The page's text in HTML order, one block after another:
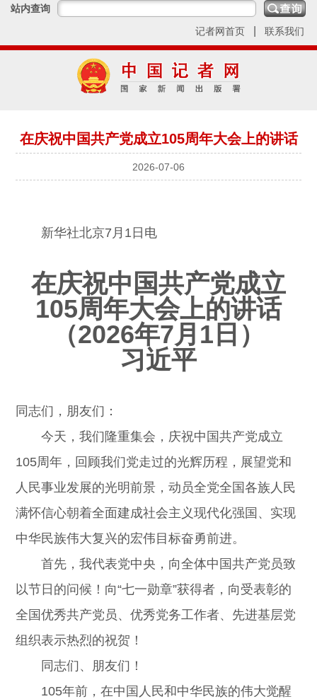
站内查询
记者网首页
联系我们
在庆祝中国共产党成立105周年大会上的讲话
2026-07-06
新华社北京7月1日电
在庆祝中国共产党成立
105周年大会上的讲话
（2026年7月1日）
习近平
同志们，朋友们：
今天，我们隆重集会，庆祝中国共产党成立
105周年，回顾我们党走过的光辉历程，展望党和
人民事业发展的光明前景，动员全党全国各族人民
满怀信心朝着全面建成社会主义现代化强国、实现
中华民族伟大复兴的宏伟目标奋勇前进。
首先，我代表党中央，向全体中国共产党员致
以节日的问候！向“七一勋章”获得者，向受表彰的
全国优秀共产党员、优秀党务工作者、先进基层党
组织表示热烈的祝贺！
同志们、朋友们！
105年前，在中国人民和中华民族的伟大觉醒